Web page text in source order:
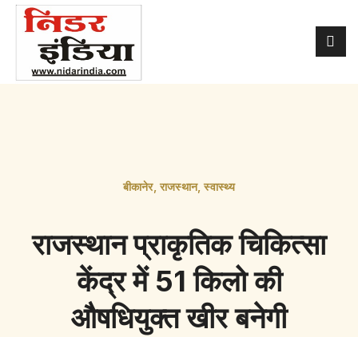
बीकानेर,राजस्थान,स्वास्थ्य
राजस्थान प्राकृतिक चिकित्सा
केंद्र में 51 किलो की
औषधियुक्त खीर बनेगी